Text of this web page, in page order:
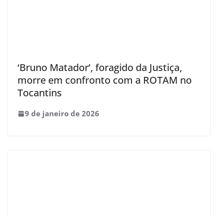
‘Bruno Matador’, foragido da Justiça,
morre em confronto com a ROTAM no
Tocantins
9 de janeiro de 2026